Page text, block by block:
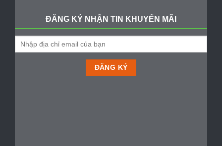
ĐĂNG KÝ NHẬN TIN KHUYẾN MÃI